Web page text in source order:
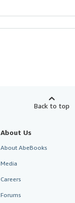
Back to top
About Us
About AbeBooks
Media
Careers
Forums